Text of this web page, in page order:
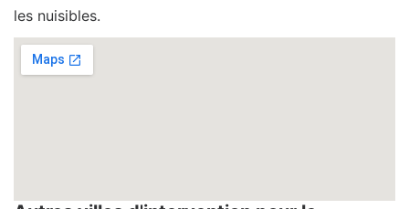
les nuisibles.